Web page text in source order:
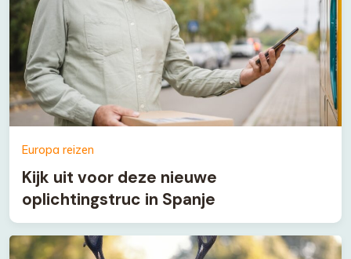
Europa reizen
Kijk uit voor deze nieuwe
oplichtingstruc in Spanje